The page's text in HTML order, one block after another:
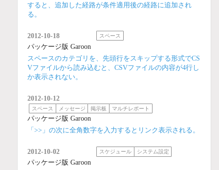
すると、追加した経路が条件適用後の経路に追加され
る。
2012-10-18 スペース
パッケージ版 Garoon
スペースのカテゴリを、先頭行をスキップする形式でCS
Vファイルから読み込むと、CSVファイルの内容が4行し
か表示されない。
2012-10-12
スペース メッセージ 掲示板 マルチレポート
パッケージ版 Garoon
「>>」の次に全角数字を入力するとリンク表示される。
2012-10-02 スケジュール システム設定
パッケージ版 Garoon